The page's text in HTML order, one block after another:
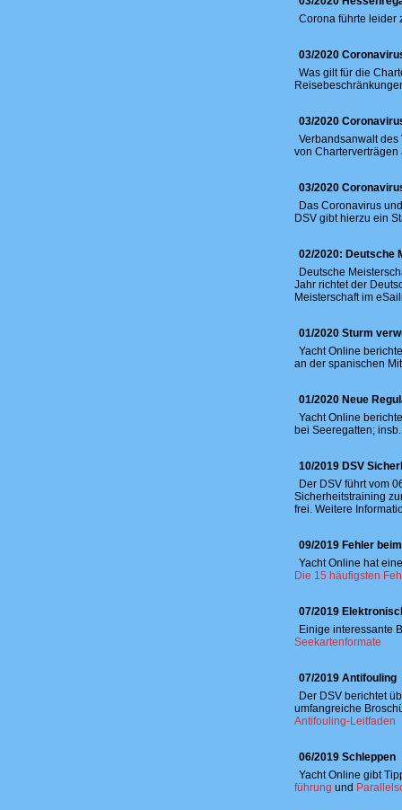
Corona führte leider
03/2020
Was gilt für die
03/2020
Verbandsanwalt des
von
03/2020
Das Coronavirus
DSV gibt hierzu ein
02/2020: Deutsche
Deutsche
Jahr richtet der
Meisterschaft im
01/2020 Sturm
Yacht Online
an der spanischen
01/2020 Neue
Yacht Online
bei Seeregatten;
10/2019 DSV
Der DSV führt vom
Sicherheitstraining
frei. Weitere
09/2019 Fehler
Yacht Online hat
Die 15 häufigsten
07/2019
Einige interessante
Seekartenformate
07/2019 Antifouling
Der DSV berichtet
umfangreiche
Antifouling-Leitfaden
06/2019 Schleppen
Yacht Online gibt
führung und